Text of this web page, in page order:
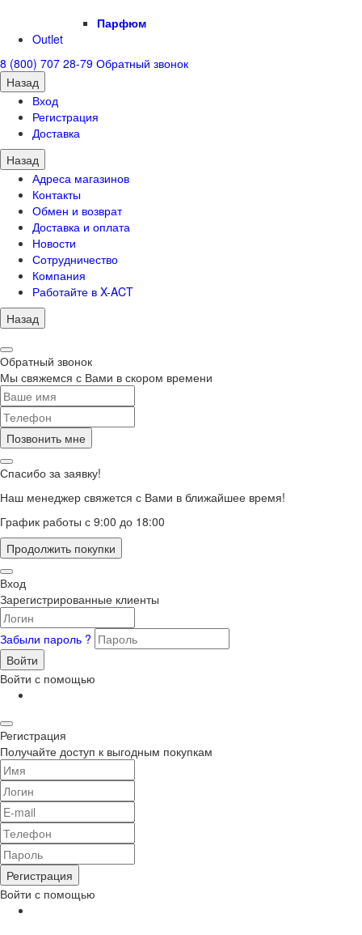
Парфюм
Outlet
8 (800) 707 28-79 Обратный звонок
Назад
Вход
Регистрация
Доставка
Назад
Адреса магазинов
Контакты
Обмен и возврат
Доставка и оплата
Новости
Сотрудничество
Компания
Работайте в X-ACT
Назад
Обратный звонок
Мы свяжемся с Вами в скором времени
Позвонить мне
Спасибо за заявку!
Наш менеджер свяжется с Вами в ближайшее время!
График работы с 9:00 до 18:00
Продолжить покупки
Вход
Зарегистрированные клиенты
Забыли пароль ?
Войти
Войти с помощью
Регистрация
Получайте доступ к выгодным покупкам
Регистрация
Войти с помощью